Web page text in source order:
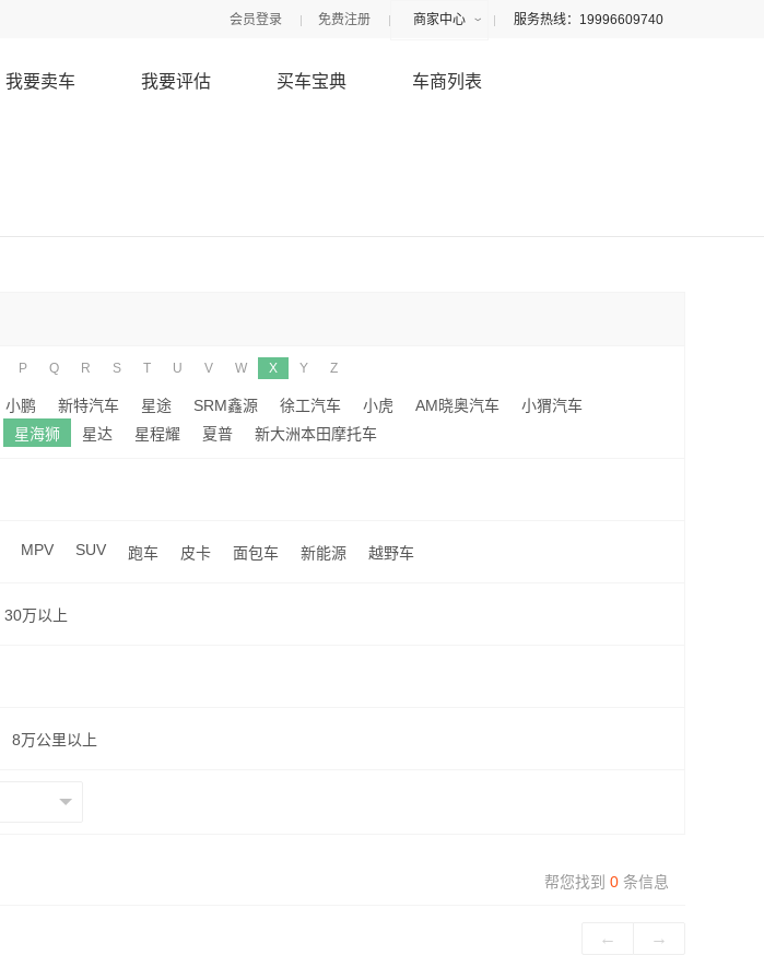
会员登录 免费注册 商家中心 服务热线：19996609740
我要卖车 我要评估 买车宝典 车商列表
P Q R S T U V W X Y Z
小鹏 新特汽车 星途 SRM鑫源 徐工汽车 小虎 AM晓奥汽车
小猬汽车
星海狮 星达 星程耀 夏普 新大洲本田摩托车
MPV SUV 跑车 皮卡 面包车 新能源 越野车
30万以上
8万公里以上
帮您找到 0 条信息
← →